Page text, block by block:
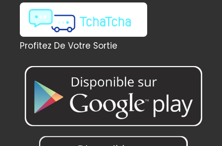
l
é
a
i
:
2
9
e
s
t
:
2
9
0
0
Profitez De Votre Sortie